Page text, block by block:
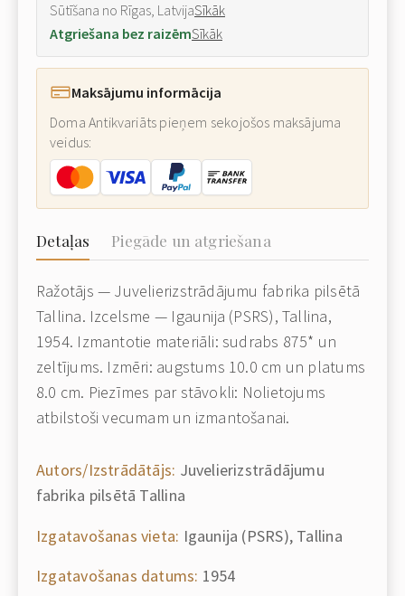
Sūtīšana no Rīgas, LatvijaSīkāk
Atgriešana bez raizēmSīkāk
Maksājumu informācija
Doma Antikvariāts pieņem sekojošos maksājuma
veidus:
Detaļas Piegāde un atgriešana
Ražotājs — Juvelierizstrādājumu fabrika pilsētā
Tallina. Izcelsme — Igaunija (PSRS), Tallina,
1954. Izmantotie materiāli: sudrabs 875* un
zeltījums. Izmēri: augstums 10.0 cm un platums
8.0 cm. Piezīmes par stāvokli: Nolietojums
atbilstoši vecumam un izmantošanai.
Autors/Izstrādātājs: Juvelierizstrādājumu
fabrika pilsētā Tallina
Izgatavošanas vieta: Igaunija (PSRS), Tallina
Izgatavošanas datums: 1954